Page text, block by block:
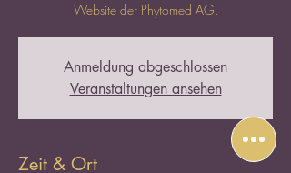
Website der Phytomed AG.
Anmeldung abgeschlossen
Veranstaltungen ansehen
Zeit & Ort